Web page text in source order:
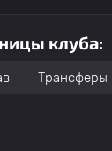
клуба:
Трансферы